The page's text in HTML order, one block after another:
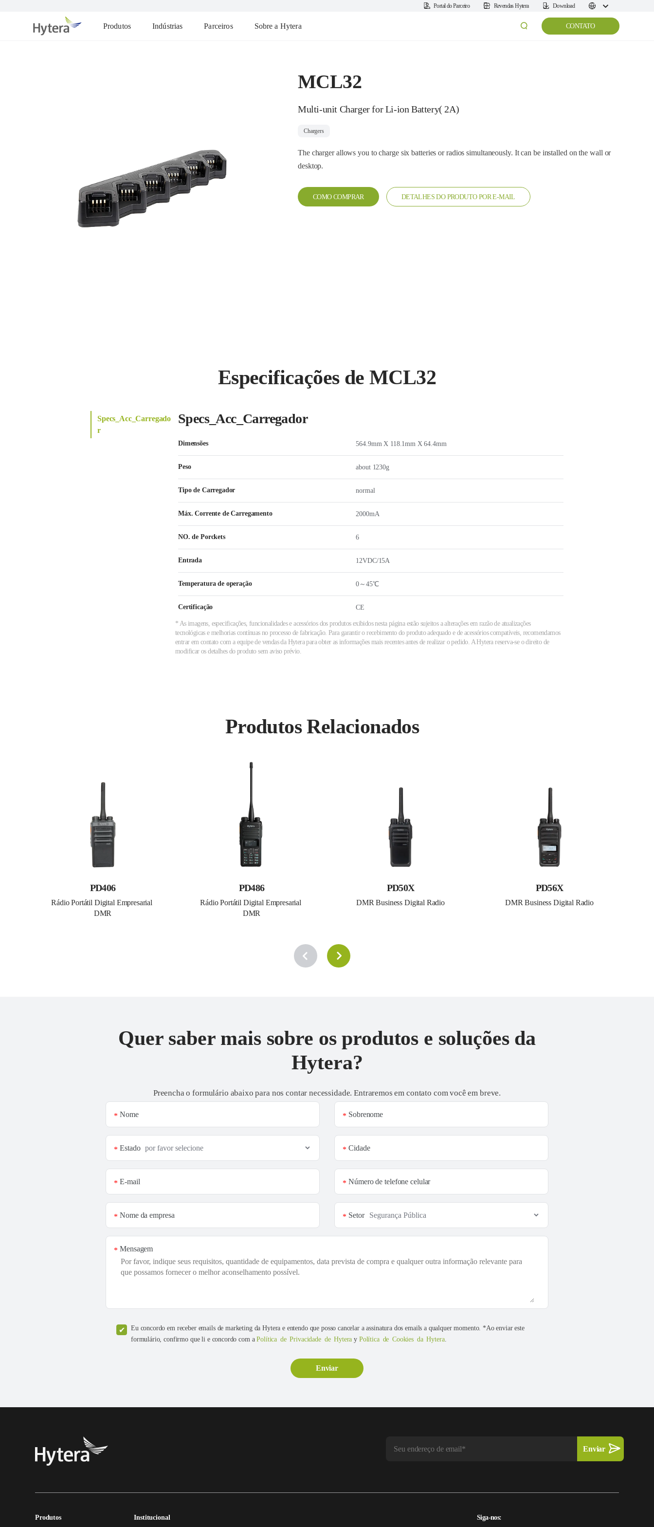
Portal do Parceiro Revendas Hytera Download
Produtos Indústrias Parceiros Sobre a Hytera CONTATO
MCL32
Multi-unit Charger for Li-ion Battery( 2A)
Chargers
The charger allows you to charge six batteries or radios simultaneously. It can be installed on the wall or
desktop.
COMO COMPRAR DETALHES DO PRODUTO POR E-MAIL
Especificações de MCL32
Specs_Acc_Carregado
r
Specs_Acc_Carregador
Dimensões 564.9mm X 118.1mm X 64.4mm
Peso about 1230g
Tipo de Carregador normal
Máx. Corrente de Carregamento 2000mA
NO. de Porckets 6
Entrada 12VDC/15A
Temperatura de operação 0～45℃
Certificação CE
* As imagens, especificações, funcionalidades e acessórios dos produtos exibidos nesta página estão sujeitos a alterações em razão de atualizações
tecnológicas e melhorias contínuas no processo de fabricação. Para garantir o recebimento do produto adequado e de acessórios compatíveis, recomendamos
entrar em contato com a equipe de vendas da Hytera para obter as informações mais recentes antes de realizar o pedido. A Hytera reserva-se o direito de
modificar os detalhes do produto sem aviso prévio.
Produtos Relacionados
PD406
Rádio Portátil Digital Empresarial
DMR
PD486
Rádio Portátil Digital Empresarial
DMR
PD50X
DMR Business Digital Radio
PD56X
DMR Business Digital Radio
Quer saber mais sobre os produtos e soluções da
Hytera?
Preencha o formulário abaixo para nos contar necessidade. Entraremos em contato com você em breve.
Nome
* Sobrenome
*
Estado
* Cidade
*
E-mail
* Número de telefone celular
*
Nome da empresa
* Setor
*
Mensagem
*
Eu concordo em receber emails de marketing da Hytera e entendo que posso cancelar a assinatura dos emails a qualquer momento. *Ao enviar este
formulário, confirmo que li e concordo com aPolítica de Privacidade de Hytera y Política de Cookies da Hytera.
Produtos Institucional Siga-nos: